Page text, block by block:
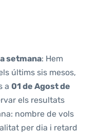
setmana: Hem
últims sis mesos,
a 01 de Agost de
els resultats
nombre de vols
per dia i retard